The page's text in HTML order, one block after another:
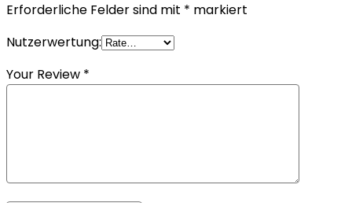
Erforderliche Felder sind mit * markiert
Nutzerwertung:
Your Review *